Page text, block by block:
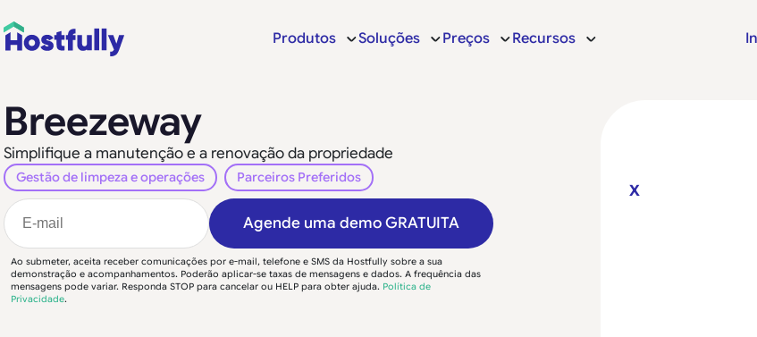
Produtos Soluções Preços Recursos
Breezeway
Simplifique a manutenção e a renovação da propriedade
Gestão de limpeza e operações Parceiros Preferidos
Agende uma demo GRATUITA
Ao submeter, aceita receber comunicações por e-mail, telefone e SMS da Hostfully sobre a sua
demonstração e acompanhamentos. Poderão aplicar-se taxas de mensagens e dados. A frequência das
mensagens pode variar. Responda STOP para cancelar ou HELP para obter ajuda. Política de
Privacidade.
X